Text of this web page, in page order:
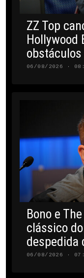
ZZ Top
Hollywood
06/08/2026 ·
Bono e
clássico
despedida
06/08/2026 ·